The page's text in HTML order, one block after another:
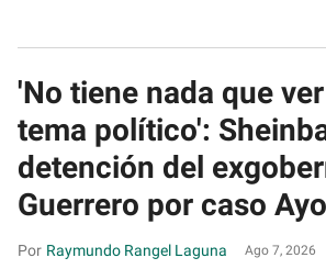
'No tiene nada que
tema político':
detención del
Guerrero por caso
Raymundo Rangel Laguna Ago 7, 2026